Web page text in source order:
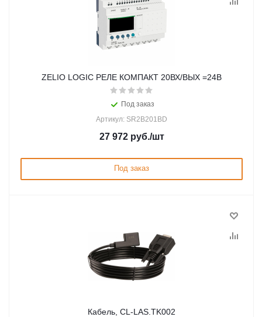
ZELIO LOGIC РЕЛЕ КОМПАКТ 20ВХ/ВЫХ =24В
Под заказ
Артикул: SR2B201BD
27 972руб./шт
Под заказ
Кабель, CL-LAS.TK002